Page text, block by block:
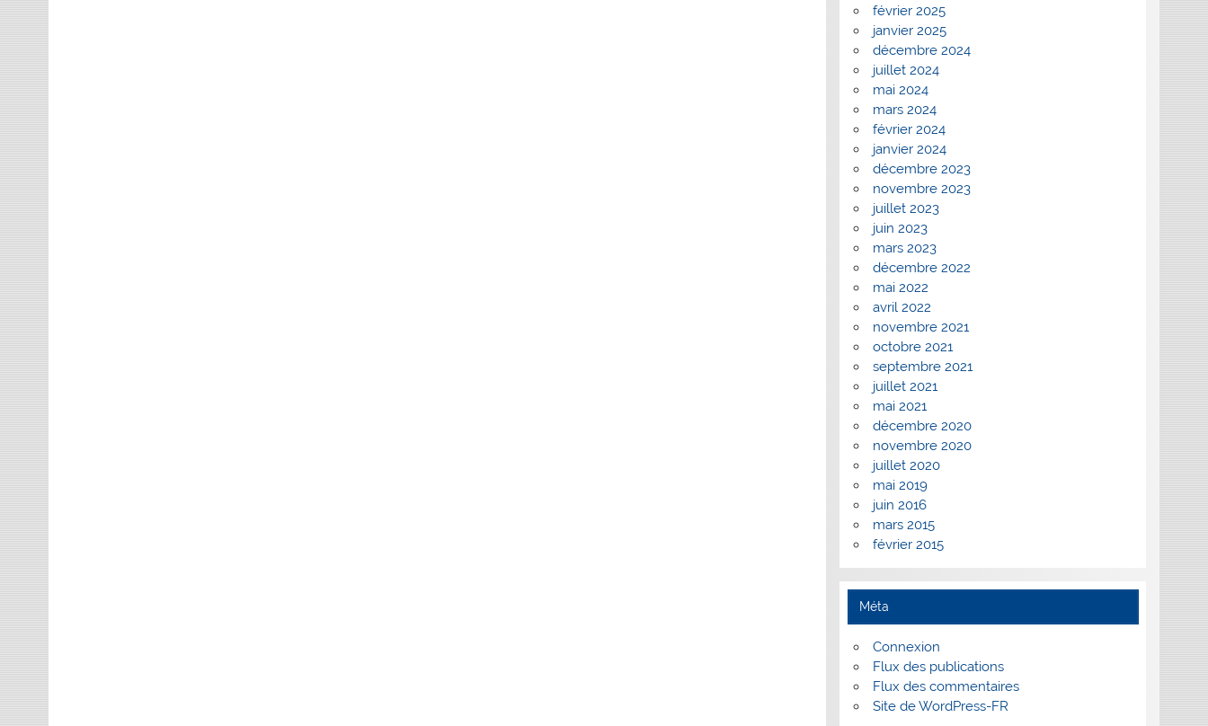
février 2025
janvier 2025
décembre 2024
juillet 2024
mai 2024
mars 2024
février 2024
janvier 2024
décembre 2023
novembre 2023
juillet 2023
juin 2023
mars 2023
décembre 2022
mai 2022
avril 2022
novembre 2021
octobre 2021
septembre 2021
juillet 2021
mai 2021
décembre 2020
novembre 2020
juillet 2020
mai 2019
juin 2016
mars 2015
février 2015
Méta
Connexion
Flux des publications
Flux des commentaires
Site de WordPress-FR